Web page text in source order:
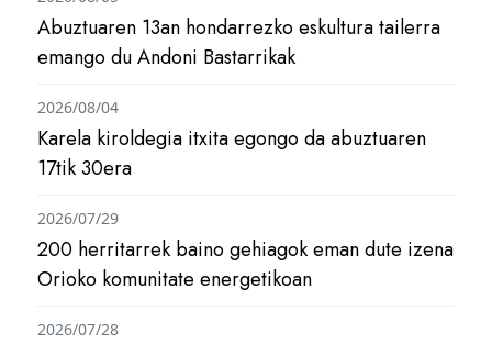
Abuztuaren 13an hondarrezko eskultura tailerra
emango du Andoni Bastarrikak
Karela kiroldegia itxita egongo da abuztuaren
17tik 30era
2026/08/04
200 herritarrek baino gehiagok eman dute izena
Orioko komunitate energetikoan
2026/07/29
2026/07/28